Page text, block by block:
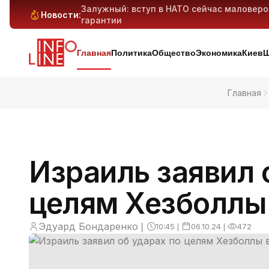
Новости:
Залужный: вступ в НАТО сейчас
гарантии
Антибиотикорезистентность у детей
Генеративный ИИ может вытеснить
Киев и область под массированным
ГлавнаяПолитикаОбществоЭкономикаКиев
Главная
Израиль заявил
целям
Эдуард Бондаренко ❘ 10:45 ❘ 06.10.24 ❘ 472